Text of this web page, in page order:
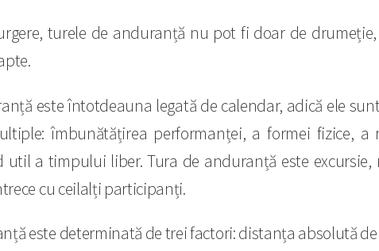
turele de anduranță nu pot fi doar de
este întotdeauna legată de calendar, adică ele
îmbunătățirea performanței, a formei fizice,
util a timpului liber. Tura de anduranță este
cu ceilalți participanți.
este determinată de trei factori: distanța absolută